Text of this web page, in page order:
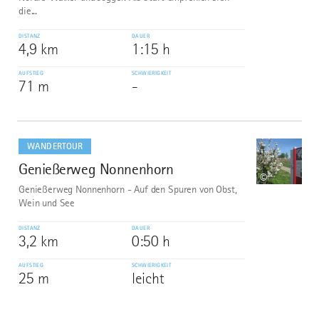
die...
DISTANZ
4,9 km
DAUER
1:15 h
AUFSTIEG
71 m
SCHWIERIGKEIT
-
WANDERTOUR
10
Genießerweg Nonnenhorn
©
Genießerweg Nonnenhorn - Auf den Spuren von Obst,
Wein und See
DISTANZ
3,2 km
DAUER
0:50 h
AUFSTIEG
25 m
SCHWIERIGKEIT
leicht
dazu